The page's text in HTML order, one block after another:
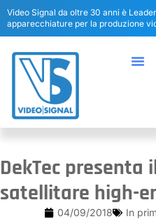
Video Signal da oltre 30 anni è
apparecchiature per la produzione
DekTec presenta
satellitare high-
04/09/2018 In